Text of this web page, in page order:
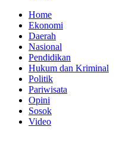
Home
Ekonomi
Daerah
Nasional
Pendidikan
Hukum dan Kriminal
Politik
Pariwisata
Opini
Sosok
Video